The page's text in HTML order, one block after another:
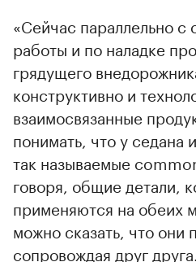
00:00 / 00:00
«Сейчас параллельно с
работы и по наладке
грядущего
конструктивно и
взаимосвязанные
понимать, что у седана
так называемые
говоря, общие детали,
применяются на обеих
можно сказать, что они
сопровождая друг